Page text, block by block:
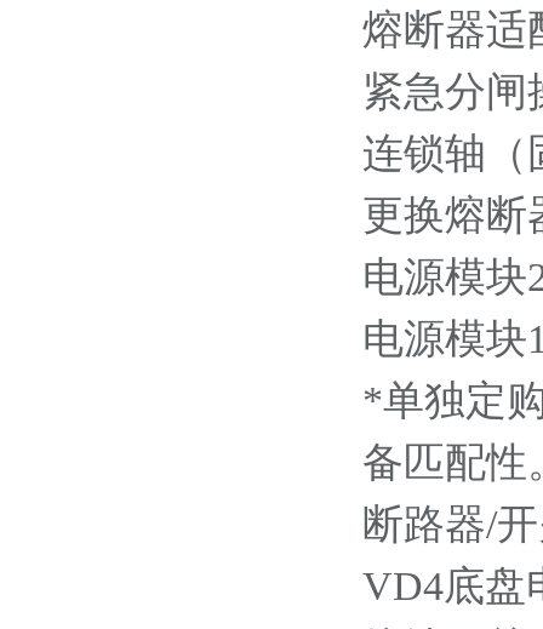
熔断器适
紧急分闸
连锁轴（
更换熔断
电源模块
电源模块
*单独定
备匹配性
断路器/
VD4底盘